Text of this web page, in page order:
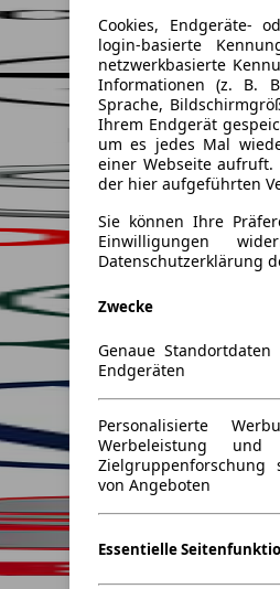
Cookies, Endgeräte-
login-basierte
netzwerkbasierte
Informationen (z. B.
Sprache,
Ihrem Endgerät
um es jedes Mal
einer Webseite
der hier aufgeführten
Sie können Ihre
Einwilligungen
Datenschutzerklärung
Zwecke
Genaue
Endgeräten
Personalisierte
Werbeleistung
Zielgruppenforschung
von Angeboten
Essentielle